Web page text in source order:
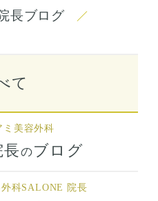
長ブログ
て
ミ美容外科
のブログ
科SALONE 院長